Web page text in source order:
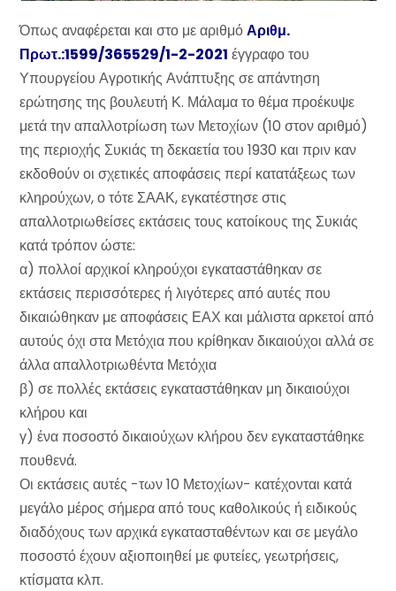
Όπως αναφέρεται και στο με αριθμόΑριθμ.
Πρωτ.:1599/365529/1-2-2021 έγγραφο του
Υπουργείου Αγροτικής Ανάπτυξης σε απάντηση
ερώτησης της βουλευτή Κ. Μάλαμα το θέμα προέκυψε
μετά την απαλλοτρίωση των Μετοχίων (10 στον αριθμό)
της περιοχής Συκιάς τη δεκαετία του 1930 και πριν καν
εκδοθούν οι σχετικές αποφάσεις περί κατατάξεως των
κληρούχων, ο τότε ΣΑΑΚ, εγκατέστησε στις
απαλλοτριωθείσες εκτάσεις τους κατοίκους της Συκιάς
κατά τρόπον ώστε:
α) πολλοί αρχικοί κληρούχοι εγκαταστάθηκαν σε
εκτάσεις περισσότερες ή λιγότερες από αυτές που
δικαιώθηκαν με αποφάσεις ΕΑΧ και μάλιστα αρκετοί από
αυτούς όχι στα Μετόχια που κρίθηκαν δικαιούχοι αλλά σε
άλλα απαλλοτριωθέντα Μετόχια
β) σε πολλές εκτάσεις εγκαταστάθηκαν μη δικαιούχοι
κλήρου και
γ) ένα ποσοστό δικαιούχων κλήρου δεν εγκαταστάθηκε
πουθενά.
Οι εκτάσεις αυτές -των 10 Μετοχίων- κατέχονται κατά
μεγάλο μέρος σήμερα από τους καθολικούς ή ειδικούς
διαδόχους των αρχικά εγκατασταθέντων και σε μεγάλο
ποσοστό έχουν αξιοποιηθεί με φυτείες, γεωτρήσεις,
κτίσματα κλπ.